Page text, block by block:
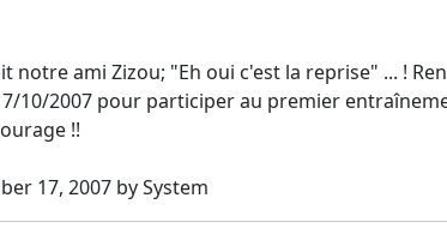
notre ami Zizou; "Eh oui c'est la reprise" ... !
10/2007 pour participer au premier
!!
17, 2007 by System